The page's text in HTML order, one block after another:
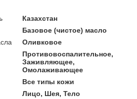
Казахстан
Базовое (чистое) масло
Оливковое
Противовоспалительное,
Заживляющее,
Омолаживающее
Все типы кожи
Лицо, Шея, Тело